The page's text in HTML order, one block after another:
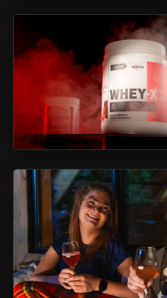
CAISSE DESJARDINS DE
CHARLESBOURG
XPN